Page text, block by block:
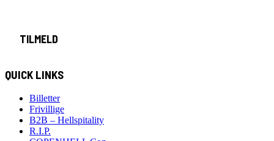
TILMELD
QUICK LINKS
Billetter
Frivillige
B2B – Hellspitality
R.I.P.